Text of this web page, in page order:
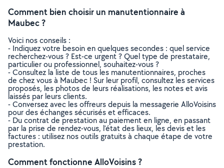
Comment bien choisir un manutentionnaire à
Maubec ?
Voici nos conseils :
- Indiquez votre besoin en quelques secondes : quel service
recherchez-vous ? Est-ce urgent ? Quel type de prestataire,
particulier ou professionnel, souhaitez-vous ?
- Consultez la liste de tous les manutentionnaires, proches
de chez vous à Maubec ! Sur leur profil, consultez les services
proposés, les photos de leurs réalisations, les notes et avis
laissés par leurs clients.
- Conversez avec les offreurs depuis la messagerie AlloVoisins
pour des échanges sécurisés et efficaces.
- Du contrat de prestation au paiement en ligne, en passant
par la prise de rendez-vous, l’état des lieux, les devis et les
factures : utilisez nos outils gratuits à chaque étape de votre
prestation.
Comment fonctionne AlloVoisins ?